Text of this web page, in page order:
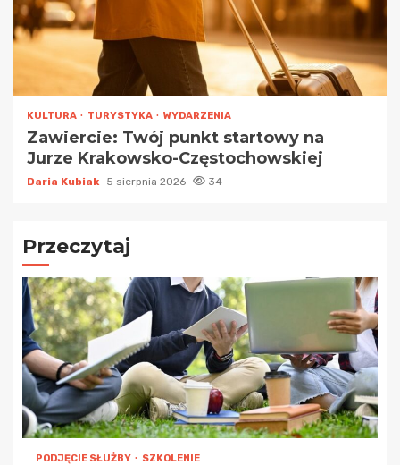
KULTURA TURYSTYKA WYDARZENIA
Zawiercie: Twój punkt startowy na
Jurze Krakowsko-Częstochowskiej
Daria Kubiak 5 sierpnia 2026 34
Przeczytaj
PODJĘCIE SŁUŻBY SZKOLENIE